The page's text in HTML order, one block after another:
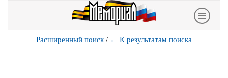
Расширенный поиск / ← К результатам поиска